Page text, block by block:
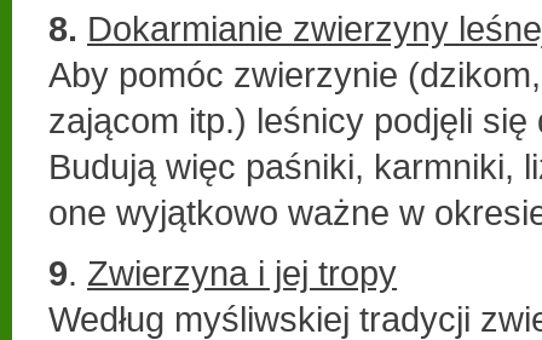
8. Dokarmianie zwierzyny
Aby pomóc zwierzynie
zającom itp.) leśnicy podjęli się
Budują więc paśniki, karmniki,
one wyjątkowo ważne w
9. Zwierzyna i jej tropy
Według myśliwskiej tradycji